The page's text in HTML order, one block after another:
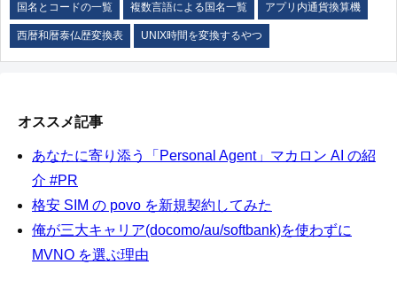
国名とコードの一覧 複数言語による国名一覧 アプリ内通貨換算機
西暦和暦泰仏歴変換表 UNIX時間を変換するやつ
オススメ記事
あなたに寄り添う「Personal Agent」マカロン AI の紹
介 #PR
格安 SIM の povo を新規契約してみた
俺が三大キャリア(docomo/au/softbank)を使わずに
MVNO を選ぶ理由